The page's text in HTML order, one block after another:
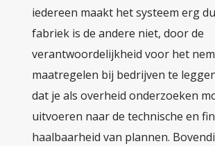
iedereen maakt het systeem erg
fabriek is de andere niet, door de
verantwoordelijkheid voor het
maatregelen bij bedrijven te
dat je als overheid onderzoeken
uitvoeren naar de technische en
haalbaarheid van plannen.